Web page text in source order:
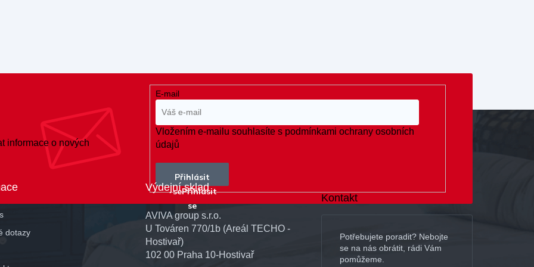
informace o nových
E-mail
Vložením e-mailu souhlasíte s podmínkami ochrany osobních
údajů
Přihlásit
se
dotazy
Výdejní sklad
AVIVA group s.r.o.
U Továren 770/1b (Areál TECHO -
Hostivař)
102 00 Praha 10-Hostivař
Kontakt